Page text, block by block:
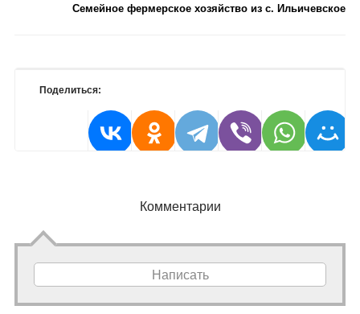
Семейное фермерское хозяйство из с. Ильичевское
Поделиться:
Комментарии
Написать